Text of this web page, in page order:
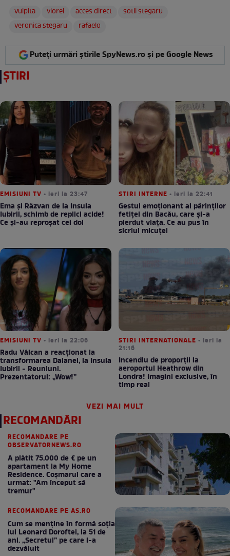
vulpita viorel acces direct
sotii stegaru
veronica stegaru
rafaelo
Puteți urmări știrile SpyNews.ro și pe Google News
ȘTIRI
EMISIUNI TV • ieri la 23:47
Ema și Răzvan de la Insula
Iubirii, schimb de replici acide!
Ce și-au reproșat cei doi
STIRI INTERNE • ieri la 22:41
Gestul emoționant al părinților
fetiței din Bacău, care și-a
pierdut viața. Ce au pus în
sicriul micuței
EMISIUNI TV • ieri la 22:06
Radu Vâlcan a reacționat la
transformarea Daianei, la Insula
Iubirii - Reuniuni.
Prezentatorul: „Wow!”
STIRI INTERNATIONALE • ieri la
21:16
Incendiu de proporții la
aeroportul Heathrow din
Londra! Imagini exclusive, în
timp real
VEZI MAI MULT
RECOMANDĂRI
RECOMANDARE PE
OBSERVATORNEWS.RO
A plătit 75.000 de € pe un
apartament la My Home
Residence. Coşmarul care a
urmat: "Am început să
tremur"
RECOMANDARE PE AS.RO
Cum se menţine în formă soţia
lui Leonard Doroftei, la 51 de
ani. „Secretul” pe care l-a
dezvăluit